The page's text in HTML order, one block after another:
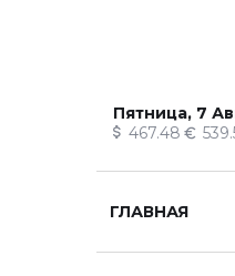
Пятница, 7
467.48
ГЛАВНАЯ